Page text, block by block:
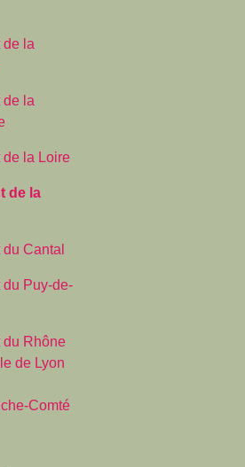
de la
de la
de la Loire
de la
Cantal
du Puy-de-
du Rhône
de Lyon
Comté